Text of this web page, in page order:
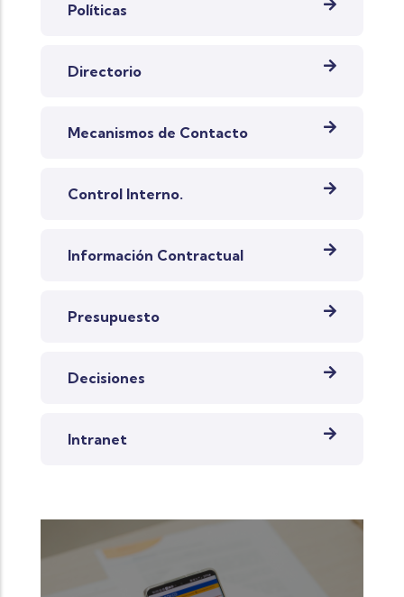
Políticas
Directorio
Mecanismos de Contacto
Control Interno.
Información Contractual
Presupuesto
Decisiones
Intranet